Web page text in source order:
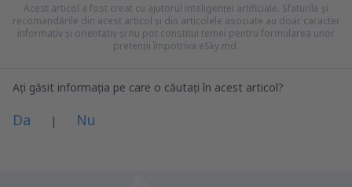
Acest articol a fost creat cu ajutorul inteligenței artificiale. Sfaturile și
recomandările din acest articol și din articolele asociate au doar caracter
informativ și orientativ și nu pot constitui temei pentru formularea unor
pretenții împotriva eSky.md.
Ați găsit informația pe care o căutați în acest articol?
Da | Nu